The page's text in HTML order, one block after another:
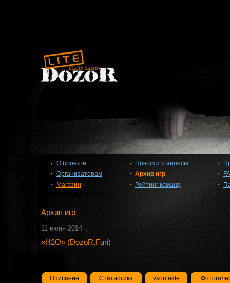
О проекте
Организаторам
Магазин
Новости и анонсы
Архив игр
Рейтинг команд
Архив игр
11 июня 2014 г.
«H2O» (DozoR.Fun)
Описание Статистика vkontakte